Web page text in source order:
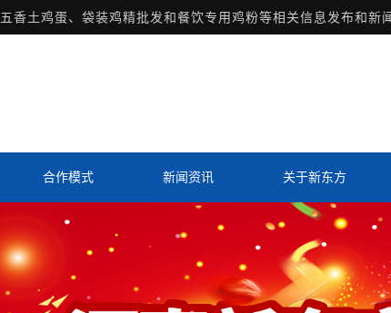
五香土鸡蛋、袋装鸡精批发和餐饮专用鸡粉等相关信息发布和新
合作模式 新闻资讯 关于新东方